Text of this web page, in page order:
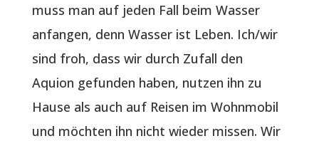
muss man auf jeden Fall beim Wasser
anfangen, denn Wasser ist Leben. Ich/wir
sind froh, dass wir durch Zufall den
Aquion gefunden haben, nutzen ihn zu
Hause als auch auf Reisen im Wohnmobil
und möchten ihn nicht wieder missen. Wir